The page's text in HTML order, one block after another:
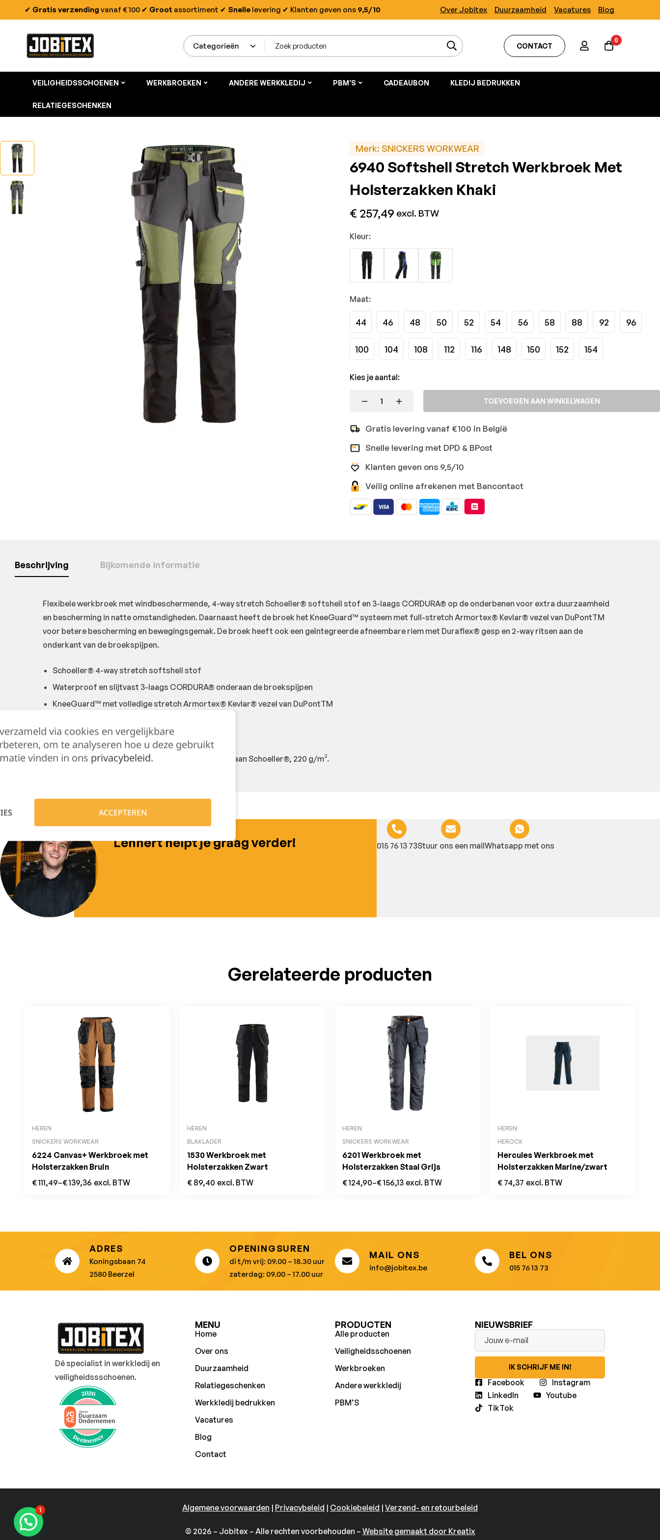
✔ Gratis verzending vanaf € 100 ✔ Groot assortiment ✔ Snelle levering ✔ Klanten geven ons 9,5/10 Over Jobitex Duurzaamheid Vacatures Blog
CONTACT
0
VEILIGHEIDSSCHOENEN WERKBROEKEN ANDERE WERKKLEDIJ PBM’S CADEAUBON KLEDIJ BEDRUKKEN
RELATIEGESCHENKEN
Merk: SNICKERS WORKWEAR
6940 Softshell Stretch Werkbroek Met
Holsterzakken Khaki
€ 257,49 excl. BTW
Kleur:
Maat:
44 46 48 50 52 54 56 58 88 92 96
100 104 108 112 116 148 150 152 154
Kies je aantal:
TOEVOEGEN AAN WINKELWAGEN
Gratis levering vanaf €100 in België
Snelle levering met DPD & BPost
Klanten geven ons 9,5/10
Veilig online afrekenen met Bancontact
Beschrijving Bijkomende informatie
Flexibele werkbroek met windbeschermende, 4-way stretch Schoeller® softshell stof en 3-laags CORDURA® op de onderbenen voor extra duurzaamheid
en bescherming in natte omstandigheden. Daarnaast heeft de broek het KneeGuard™ systeem met full-stretch Armortex® Kevlar® vezel van DuPontTM
voor betere bescherming en bewegingsgemak. De broek heeft ook een geïntegreerde afneembare riem met Duraflex® gesp en 2-way ritsen aan de
onderkant van de broekspijpen.
Schoeller® 4-way stretch softshell stof
Waterproof en slijtvast 3-laags CORDURA® onderaan de broekspijpen
KneeGuard™ met volledige stretch Armortex® Kevlar® vezel van DuPontTM
Holsterzakken
Basis: 73% polyamide, 20% polyurethaan, 7% elastaan Schoeller®, 220 g/m².
Hulp nodig?
Lennert helpt je graag verder! 015 76 13 73Stuur ons een mailWhatsapp met ons
Gerelateerde producten
HEREN
SNICKERS WORKWEAR
6224 Canvas+ Werkbroek met
Holsterzakken Bruin
€111,49–€139,36 excl. BTW
HEREN
BLAKLADER
1530 Werkbroek met
Holsterzakken Zwart
€ 89,40 excl. BTW
HEREN
SNICKERS WORKWEAR
6201 Werkbroek met
Holsterzakken Staal Grijs
€124,90–€156,13 excl. BTW
HEREN
HEROCK
Hercules Werkbroek met
Holsterzakken Marine/zwart
€ 74,37 excl. BTW
ADRES
Koningsbaan 74
2580 Beerzel
OPENINGSUREN
di t/m vrij: 09.00 – 18.30 uur
zaterdag: 09.00 – 17.00 uur
MAIL ONS
info@jobitex.be
BEL ONS
015 76 13 73
Dé specialist in werkkledij en
veiligheidssschoenen.
MENU
Home
Over ons
Duurzaamheid
Relatiegeschenken
Werkkledij bedrukken
Vacatures
Blog
Contact
PRODUCTEN
Alle producten
Veiligheidsschoenen
Werkbroeken
Andere werkkledij
PBM’S
NIEUWSBRIEF
IK SCHRIJF ME IN!
Facebook
Instagram
LinkedIn
Youtube
TikTok
© 2026 – Jobitex – Alle rechten voorbehouden – Website gemaakt door Kreatix
Algemene voorwaarden | Privacybeleid | Cookiebeleid | Verzend- en retourbeleid
via cookies en vergelijkbare
om te analyseren hoe u deze gebruikt
vinden in ons privacybeleid.
ACCEPTEREN
1